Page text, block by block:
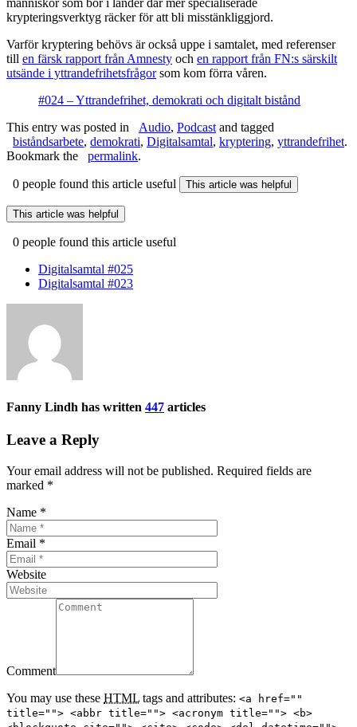
krypteringsverktyg räcker för att bli misstänkliggjord.
Varför kryptering behövs är också uppe i samtalet, med referenser
till en färsk rapport från Amnesty och en rapport från FN:s särskilt
utsände i yttrandefrihetsfrågorsom kom förra våren.
#024 – Yttrandefrihet, demokrati och digitalt bistånd
This entry was posted in
Audio, Podcast and tagged
biståndsarbete, demokrati, Digitalsamtal, kryptering, yttrandefrihet.
Bookmark the
permalink.
0 people found this article useful This article was helpful
This article was helpful
0 people found this article useful
Post
navigation
Digitalsamtal #025
Digitalsamtal #023
Fanny Lindh has written 447 articles
Leave a Reply
Your email address will not be published. Required fields are
marked *
Name *
Email *
Website
Comment
You may use these HTML tags and attributes: <a href=""
title=""> <abbr title=""> <acronym title=""> <b>